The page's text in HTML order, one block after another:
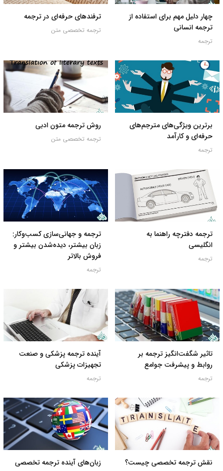
چهار دلیل مهم برای استفاده از
ترجمه انسانی
ترجمه
ترفندهای حرفه‌ای در ترجمه
ترجمه تخصصی متن
برترین ویژگی‌های مترجم‌های
حرفه‌ای و کارآمد
ترجمه
روش ترجمه متون ادبی
ترجمه تخصصی متن
ترجمه دفترچه راهنما به
انگلیسی
ترجمه
ترجمه و جهانی‌سازی کسب‌وکار:
زبان بیشتر، دیده‌شدن بیشتر و
فروش بالاتر
ترجمه
تاثیر شگفت‌انگیز ترجمه بر
روابط و پیشرفت جوامع
ترجمه
آینده ترجمه پزشکی و صنعت
تجهیزات پزشکی
ترجمه
نقش ترجمه تخصصی چیست؟ زبان‌های آینده ترجمه تخصصی